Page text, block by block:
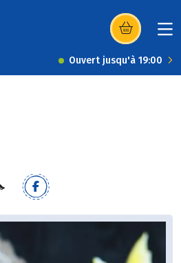
(s’ouvre dans
Ouvert jusqu'à 19:00